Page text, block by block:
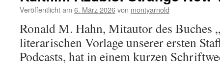
Veröffentlicht am 6. März 2026von montyarnold
Ronald M. Hahn, Mitautor des Buches
literarischen Vorlage unserer ersten
Podcasts, hat in einem kurzen